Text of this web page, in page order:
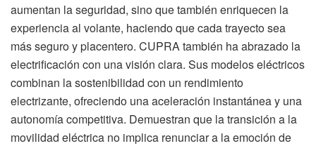
aumentan la seguridad, sino que también enriquecen la
experiencia al volante, haciendo que cada trayecto sea
más seguro y placentero. CUPRA también ha abrazado la
electrificación con una visión clara. Sus modelos eléctricos
combinan la sostenibilidad con un rendimiento
electrizante, ofreciendo una aceleración instantánea y una
autonomía competitiva. Demuestran que la transición a la
movilidad eléctrica no implica renunciar a la emoción de